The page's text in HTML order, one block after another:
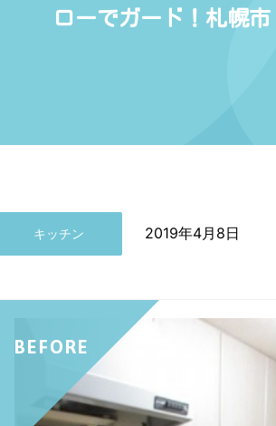
ローでガード！札幌市
キッチン 2019年4月8日
BEFORE